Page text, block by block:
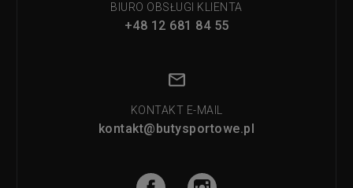
BIURO OBSŁUGI KLIENTA
+48 12 681 84 55
KONTAKT E-MAIL
kontakt@butysportowe.pl